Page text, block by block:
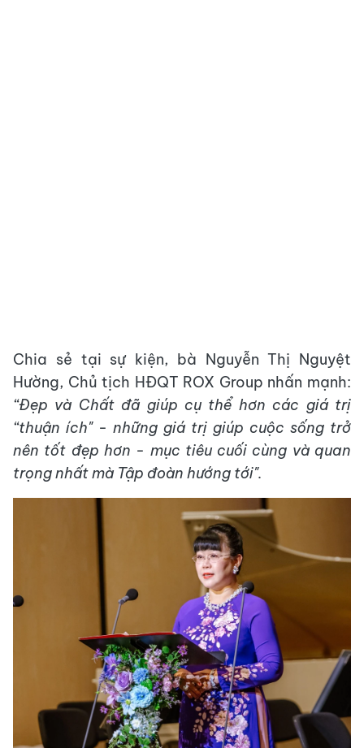
Chia sẻ tại sự kiện, bà Nguyễn Thị Nguyệt
Hường, Chủ tịch HĐQT ROX Group nhấn mạnh:
“Đẹp và Chất đã giúp cụ thể hơn các giá trị
“thuận ích" - những giá trị giúp cuộc sống trở
nên tốt đẹp hơn - mục tiêu cuối cùng và quan
trọng nhất mà Tập đoàn hướng tới".